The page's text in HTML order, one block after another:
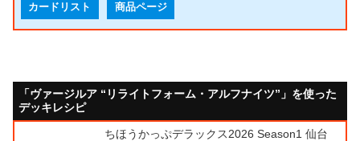
カードリスト 商品ページ
「ヴァージルア “リライトフォーム・アルフナイツ”」を使った
デッキレシピ
ちほうかっぷデラックス2026 Season1 仙台